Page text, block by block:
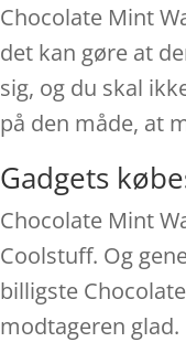
Chocolate Mint
det kan gøre at
sig, og du skal
på den måde, at
Gadgets
Chocolate Mint
Coolstuff. Og
billigste
modtageren